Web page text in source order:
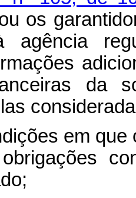
os
agência
da
em